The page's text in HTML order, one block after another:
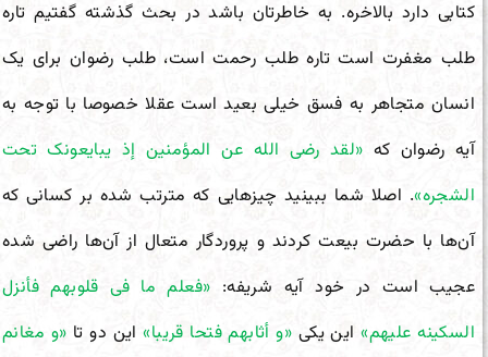
کتابی دارد بالاخره. به خاطرتان باشد در بحث گذشته گفتیم تاره
طلب مغفرت است تاره طلب رحمت است، طلب رضوان برای یک
انسان متجاهر به فسق خیلی بعید است عقلا خصوصا با توجه به
آیه رضوان که «لقد رضی الله عن المؤمنین إذ یبایعونک تحت
الشجره». اصلا شما ببینید چیز‌هایی که مترتب شده بر کسانی که
آن‌ها با حضرت بیعت کردند و پروردگار متعال از آن‌ها راضی شده
عجیب است در خود آیه شریفه: «فعلم ما فی قلوبهم فأنزل
السکینه علیهم»این یکی «و أثابهم فتحا قریبا»این دو تا «و مغانم